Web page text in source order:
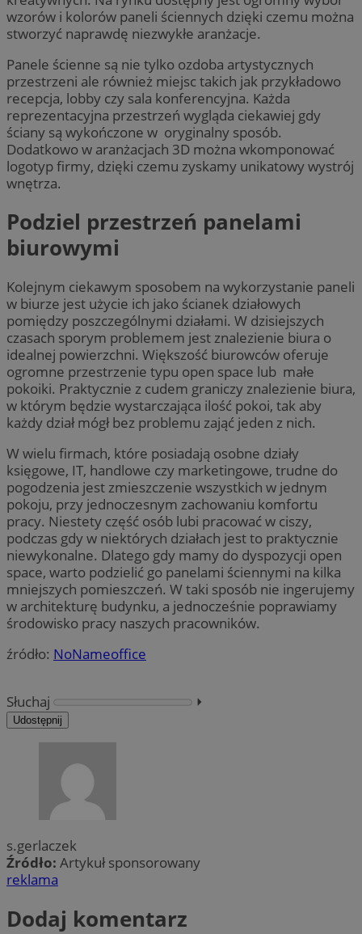
wzorów i kolorów paneli ściennych dzięki czemu można
stworzyć naprawdę niezwykłe aranżacje.
Panele ścienne są nie tylko ozdoba artystycznych
przestrzeni ale również miejsc takich jak przykładowo
recepcja, lobby czy sala konferencyjna. Każda
reprezentacyjna przestrzeń wygląda ciekawiej gdy
ściany są wykończone w oryginalny sposób.
Dodatkowo w aranżacjach 3D można wkomponować
logotyp firmy, dzięki czemu zyskamy unikatowy wystrój
wnętrza.
Podziel przestrzeń panelami
biurowymi
Kolejnym ciekawym sposobem na wykorzystanie paneli
w biurze jest użycie ich jako ścianek działowych
pomiędzy poszczególnymi działami. W dzisiejszych
czasach sporym problemem jest znalezienie biura o
idealnej powierzchni. Większość biurowców oferuje
ogromne przestrzenie typu open space lub małe
pokoiki. Praktycznie z cudem graniczy znalezienie biura,
w którym będzie wystarczająca ilość pokoi, tak aby
każdy dział mógł bez problemu zająć jeden z nich.
W wielu firmach, które posiadają osobne działy
księgowe, IT, handlowe czy marketingowe, trudne do
pogodzenia jest zmieszczenie wszystkich w jednym
pokoju, przy jednoczesnym zachowaniu komfortu
pracy. Niestety część osób lubi pracować w ciszy,
podczas gdy w niektórych działach jest to praktycznie
niewykonalne. Dlatego gdy mamy do dyspozycji open
space, warto podzielić go panelami ściennymi na kilka
mniejszych pomieszczeń. W taki sposób nie ingerujemy
w architekturę budynku, a jednocześnie poprawiamy
środowisko pracy naszych pracowników.
źródło: NoNameoffice
Słuchaj ⏵︎
Udostępnij
s.gerlaczek
Źródło: Artykuł sponsorowany
reklama
Dodaj komentarz